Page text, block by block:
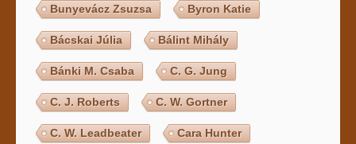
Bunyevácz Zsuzsa Byron Katie
Bácskai Júlia Bálint Mihály
Bánki M. Csaba C. G. Jung
C. J. Roberts C. W. Gortner
C. W. Leadbeater Cara Hunter